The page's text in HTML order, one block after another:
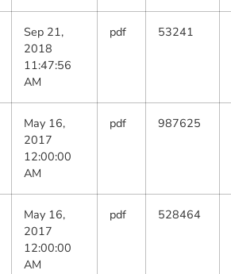
Sep 21,
2018
11:47:56
AM
pdf 53241
May 16,
2017
12:00:00
AM
pdf 987625
May 16,
2017
12:00:00
AM
pdf 528464